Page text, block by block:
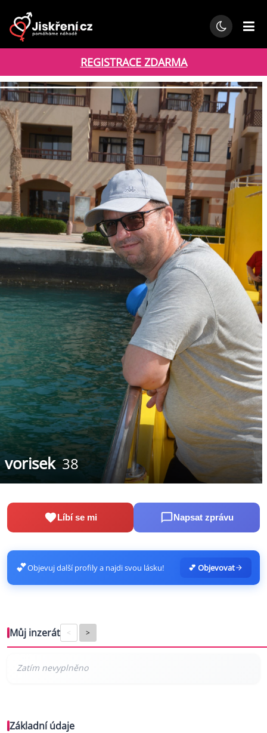
REGISTRACE ZDARMA
vorisek 38
Líbí se mi Napsat zprávu
💕Objevuj další profily a najdi svou lásku! 💕 Objevovat
Můj inzerát < >
Základní údaje